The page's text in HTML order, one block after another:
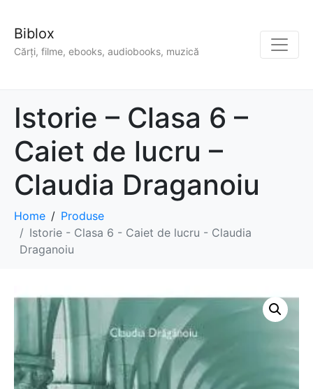
Biblox
Cărți, filme, ebooks, audiobooks, muzică
Istorie – Clasa 6 –
Caiet de lucru –
Claudia Draganoiu
Home
Produse
Istorie - Clasa 6 - Caiet de lucru - Claudia
Draganoiu